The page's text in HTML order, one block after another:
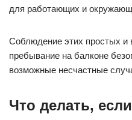
для работающих и
Соблюдение этих простых и
пребывание на балконе
возможные несчастные
Что делать,